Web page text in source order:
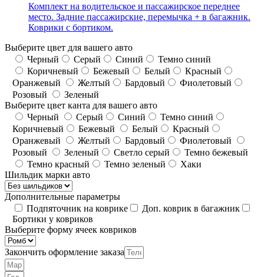
Комплект на водительское и пассажирское переднее
место. Задние пассажирские, перемычка + в багажник.
Коврики с бортиком.
Выберите цвет для вашего авто
Черный
Серый Синий
Темно синий
Коричневый
Бежевый Белый
Красный
Оранжевый
Желтый Бардовый
Фиолетовый
Розовый
Зеленый
Выберите цвет канта для вашего авто
Черный
Серый Синий
Темно синий
Коричневый
Бежевый Белый
Красный
Оранжевый
Желтый Бардовый
Фиолетовый
Розовый
Зеленый Светло серый
Темно бежевый
Темно красный
Темно зеленый
Хаки
Шильдик марки авто
Дополнительные параметры
Подпяточник на коврике
Доп. коврик в багажник
Бортики у ковриков
Выберите форму ячеек ковриков
Закончить оформление заказа